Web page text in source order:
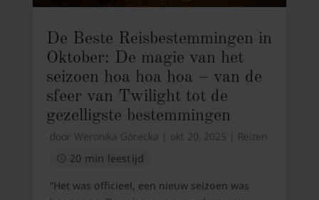
De Beste Reisbestemmingen in
Oktober: De magie van het
seizoen hoa hoa hoa – van de
sfeer van Twilight tot de
gezelligste bestemmingen
door Weronika Górecka okt 20, 2025
Reizen
20 min leestijd
“Het was officieel, een nieuw seizoen was